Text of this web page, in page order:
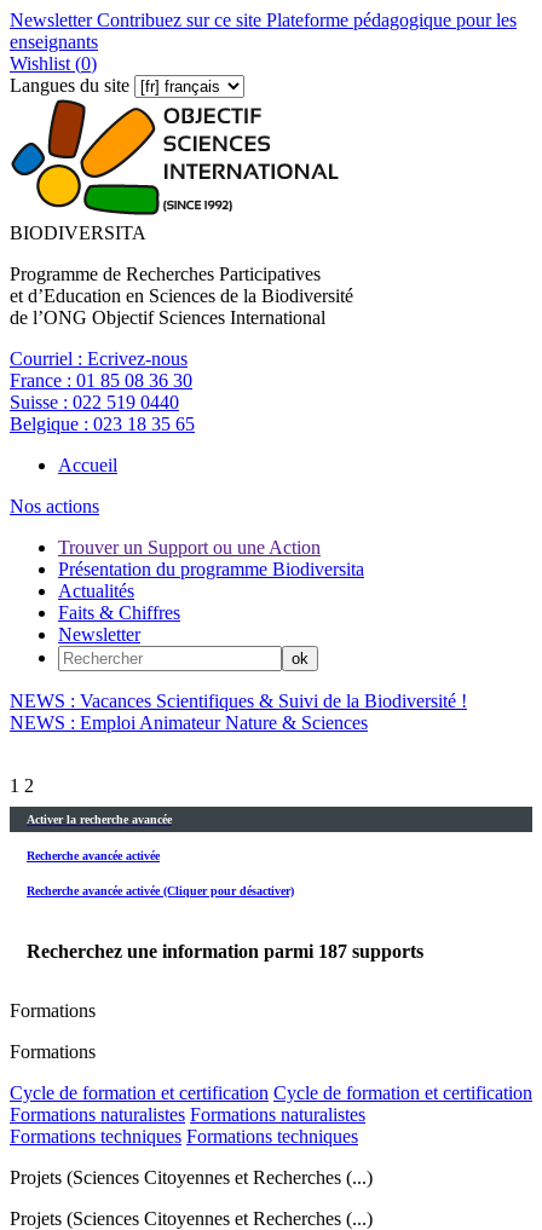
NewsletterContribuez sur ce site Plateforme pédagogique pour les
enseignants
Wishlist (0)
Langues du site
BIODIVERSITA
Programme de Recherches Participatives
et d’Education en Sciences de la Biodiversité
de l’ONG Objectif Sciences International
Courriel : Ecrivez-nous
France : 01 85 08 36 30
Suisse : 022 519 0440
Belgique : 023 18 35 65
Accueil
Nos actions
Trouver un Support ou une Action
Présentation du programme Biodiversita
Actualités
Faits & Chiffres
Newsletter
NEWS : Vacances Scientifiques & Suivi de la Biodiversité !
NEWS : Emploi Animateur Nature & Sciences
1 2
Activer la recherche avancée
Recherche avancée activée
Recherche avancée activée (Cliquer pour désactiver)
Recherchez une information parmi 187 supports
Formations
Formations
Cycle de formation et certification Cycle de formation et certification
Formations naturalistes Formations naturalistes
Formations techniques Formations techniques
Projets (Sciences Citoyennes et Recherches (...)
Projets (Sciences Citoyennes et Recherches (...)